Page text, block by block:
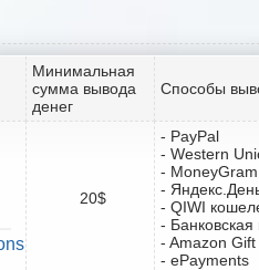
Минимальная
сумма вывода
денег
Способы
20$
- PayPal
- Western
- MoneyGram
-
- QIWI
-
- Amazon
- ePayments